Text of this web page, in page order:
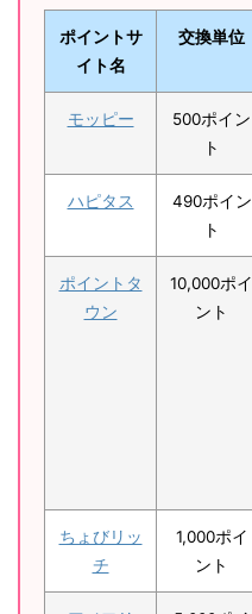
ポイントサ
イト名
交換単位
モッピー
500ポイン
ト
ハピタス
490ポイン
ト
ポイントタ
ウン
10,000ポイ
ント
ちょびリッ
チ
1,000ポイ
ント